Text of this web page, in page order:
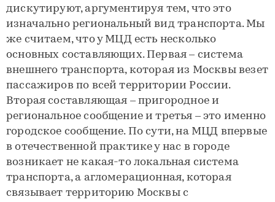
дискутируют, аргументируя тем, что это
изначально региональный вид транспорта. Мы
же считаем, что у МЦД есть несколько
основных составляющих. Первая – система
внешнего транспорта, которая из Москвы везет
пассажиров по всей территории России.
Вторая составляющая – пригородное и
региональное сообщение и третья – это именно
городское сообщение. По сути, на МЦД впервые
в отечественной практике у нас в городе
возникает не какая-то локальная система
транспорта, а агломерационная, которая
связывает территорию Москвы с